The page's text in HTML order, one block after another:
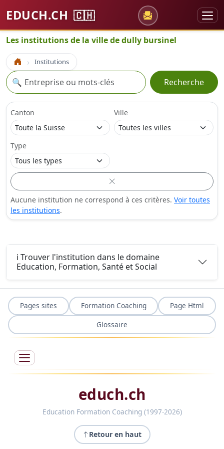
EDUCH.CH 🇨🇭
Les institutions de la ville de dully bursinel
Accueil Institutions
Recherche
🔍 Recherche
Canton Ville
Type
Aucune institution ne correspond à ces critères. Voir toutes
les institutions.
ℹ️ Trouver l'institution dans le domaine
Education, Formation, Santé et Social
Pages sites Formation Coaching
Page Html
Glossaire
educh.ch
Education Formation Coaching (1997-2026)
Retour en haut